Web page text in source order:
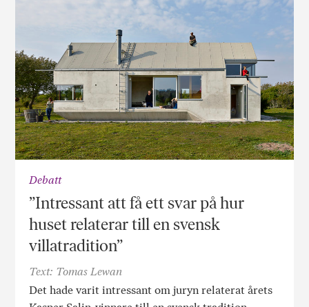
Debatt
”Intressant att få ett svar på hur
huset relaterar till en svensk
villatradition”
Text: Tomas Lewan
Det hade varit intressant om juryn relaterat årets